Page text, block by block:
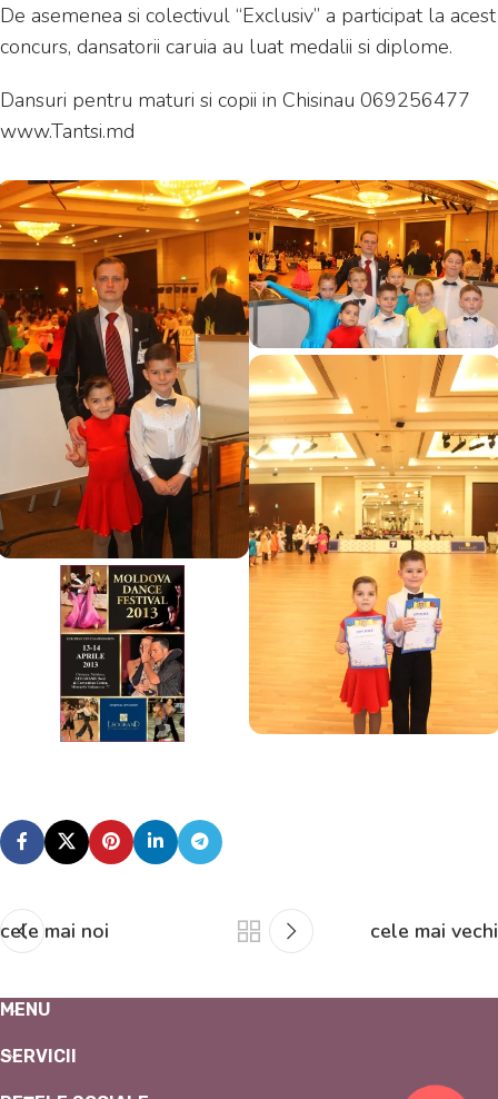
De asemenea si colectivul “Exclusiv” a participat la acest
concurs, dansatorii caruia au luat medalii si diplome.
Dansuri pentru maturi si copii in Chisinau 069256477
www.Tantsi.md
cele mai noi cele mai vechi
MENU
SERVICII